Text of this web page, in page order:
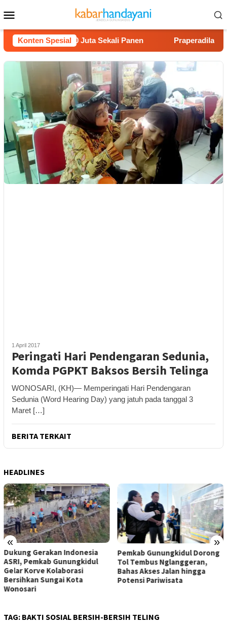
ke
kontenMobile
Konten Spesial
Untung Rp40 Juta Sekali Panen Praperadilan Raudi
1 April 2017
Peringati Hari Pendengaran Sedunia,
Komda PGPKT Baksos Bersih Telinga
WONOSARI, (KH)— Memperingati Hari Pendengaran
Sedunia (Word Hearing Day) yang jatuh pada tanggal 3
Maret […]
BERITA TERKAIT
HEADLINES
« »
Dukung Gerakan Indonesia
ASRI, Pemkab Gunungkidul
Gelar Korve Kolaborasi
Bersihkan Sungai Kota
Wonosari
Pemkab Gunungkidul Dorong
Tol Tembus Nglanggeran,
Bahas Akses Jalan hingga
Potensi Pariwisata
TAG: BAKTI SOSIAL BERSIH-BERSIH TELING